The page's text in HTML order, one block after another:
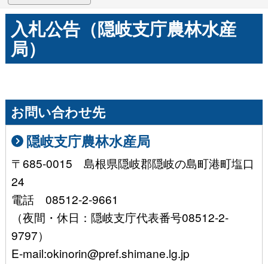
入札公告（隠岐支庁農林水産
局）
お問い合わせ先
隠岐支庁農林水産局
〒685-0015 島根県隠岐郡隠岐の島町港町塩口
24
電話 08512-2-9661
（夜間・休日：隠岐支庁代表番号08512-2-
9797）
E-mail:okinorin@pref.shimane.lg.jp